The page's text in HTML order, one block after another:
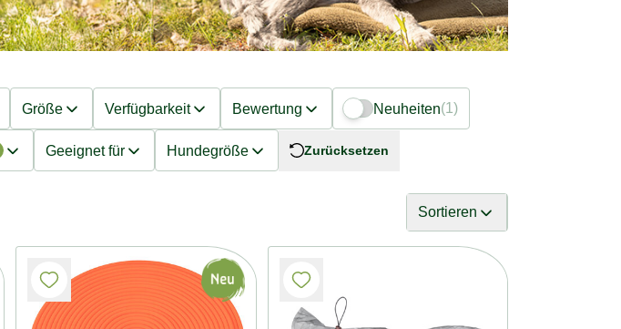
Größe Verfügbarkeit Bewertung Neuheiten(1)
Geeignet für Hundegröße Zurücksetzen
Sortieren